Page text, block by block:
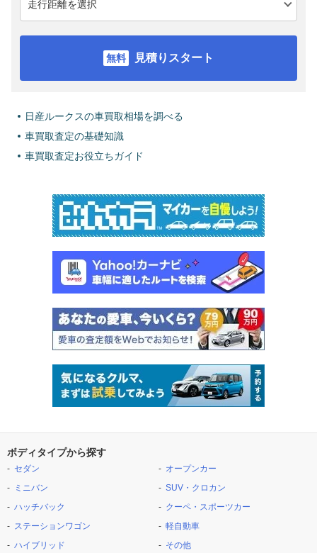
見積りスタート
日産ルークスの車買取相場を調べる
車買取査定の基礎知識
車買取査定お役立ちガイド
ボディタイプから探す
セダン
ミニバン
ハッチバック
ステーションワゴン
ハイブリッド
オープンカー
SUV・クロカン
クーペ・スポーツカー
軽自動車
その他